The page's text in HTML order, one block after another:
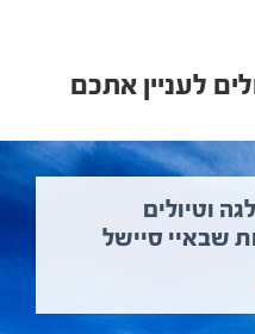
לעניין אתכם
וטיולים
שבאיי סיישל